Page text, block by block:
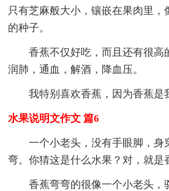
只有芝麻般大小，镶嵌在果肉里，
的种子。
香蕉不仅好吃，而且还有很高
润肺，通血，解酒，降血压。
我特别喜欢香蕉，因为香蕉是
水果说明文作文 篇6
一个小老头，没有手眼脚，身
弯。你猜这是什么水果？对，就是
香蕉弯弯的很像一个小老头，